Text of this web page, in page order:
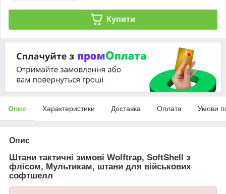
Купити
Опис Характеристики Доставка Оплата Умови
Опис
Штани тактичні зимові Wolftrap, SoftShell з
флісом, Мультикам, штани для військових
софтшелл